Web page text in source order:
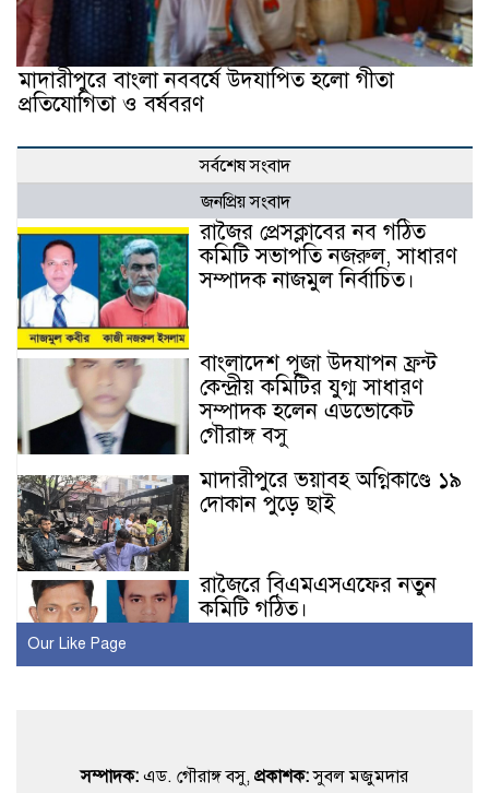
মাদারীপুরে বাংলা নববর্ষে উদযাপিত হলো গীতা
প্রতিযোগিতা ও বর্ষবরণ
সর্বশেষ সংবাদ
জনপ্রিয় সংবাদ
রাজৈর প্রেসক্লাবের নব গঠিত
কমিটি সভাপতি নজরুল, সাধারণ
সম্পাদক নাজমুল নির্বাচিত।
বাংলাদেশ পূজা উদযাপন ফ্রন্ট
কেন্দ্রীয় কমিটির যুগ্ম সাধারণ
সম্পাদক হলেন এডভোকেট
গৌরাঙ্গ বসু
মাদারীপুরে ভয়াবহ অগ্নিকাণ্ডে ১৯
দোকান পুড়ে ছাই
রাজৈরে বিএমএসএফের নতুন
কমিটি গঠিত।
Our Like Page
সম্পাদক: এড. গৌরাঙ্গ বসু, প্রকাশক:সুবল মজুমদার